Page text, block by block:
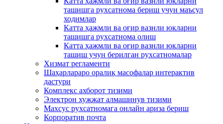
ташишга рухсатнома бериш учун маъсул
ходимлар
Катта ҳажмли ва оғир вазнли юкларни
ташишга рухсатнома олиш
Катта ҳажмли ва оғир вазнли юкларни
ташиш учун берилган рухсатномалар
Хизмат регламенти
Шаҳарлараро оралиқ масофалар интерактив
дастури
Комплекс ахборот тизими
Электрон хужжат алмашинув тизими
Махсус рухсатномага онлайн ариза бериш
Корпоратив почта